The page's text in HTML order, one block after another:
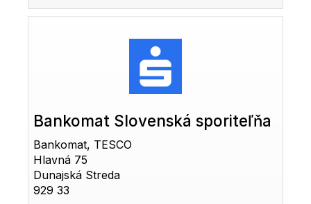
Bankomat Slovenská sporiteľňa
Bankomat, TESCO
Hlavná 75
Dunajská Streda
929 33